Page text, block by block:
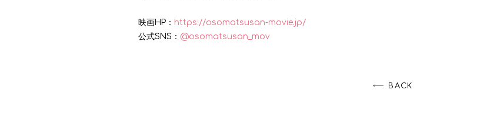
映画HP： https://osomatsusan-movie.jp/
公式SNS： @osomatsusan_mov
BACK